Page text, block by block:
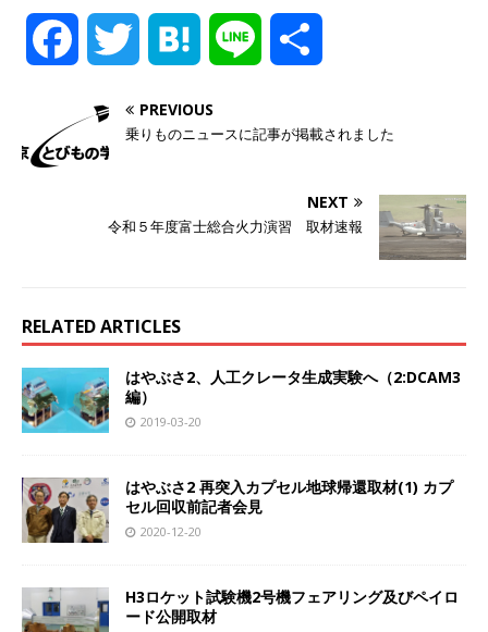
c
o
k
i
r
t n
PREVIOUS
乗りものニュースに記事が掲載されました
NEXT
令和５年度富士総合火力演習 取材速報
RELATED ARTICLES
はやぶさ2、人工クレータ生成実験へ（2:DCAM3
編）
2019-03-20
はやぶさ2 再突入カプセル地球帰還取材(1) カプ
セル回収前記者会見
2020-12-20
H3ロケット試験機2号機フェアリング及びペイロ
ード公開取材